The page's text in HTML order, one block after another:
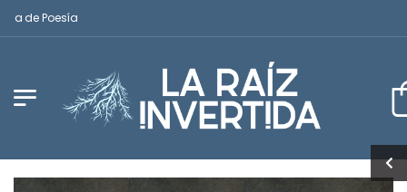
de Poesía